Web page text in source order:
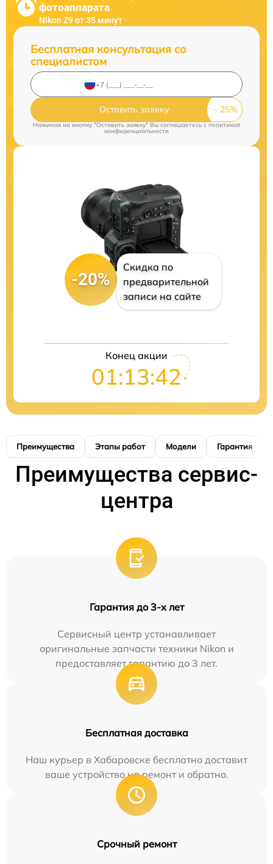
фотоаппарата
Nikon Z9 от 35 минут
Бесплатная консультация со
специалистом
Оставить заявку
Нажимая на кнопку "Оставить заявку" Вы соглашаетесь cполитикой
конфиденциальности
-20%
Скидка по
предварительной
записи на сайте
Конец акции
01:13:41
Преимущества Этапы работ Модели Гарантия
Преимущества сервис-
центра
Гарантия до 3-х лет
Сервисный центр устанавливает
оригинальные запчасти техники Nikon и
предоставляет гарантию до 3 лет.
Бесплатная доставка
Наш курьер в Хабаровске бесплатно доставит
ваше устройство на ремонт и обратно.
Срочный ремонт